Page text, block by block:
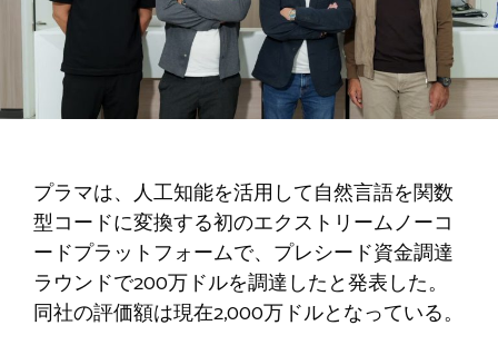
プラマは、人工知能を活用して自然言語を関数
型コードに変換する初のエクストリームノーコ
ードプラットフォームで、プレシード資金調達
ラウンドで200万ドルを調達したと発表した。
同社の評価額は現在2,000万ドルとなっている。